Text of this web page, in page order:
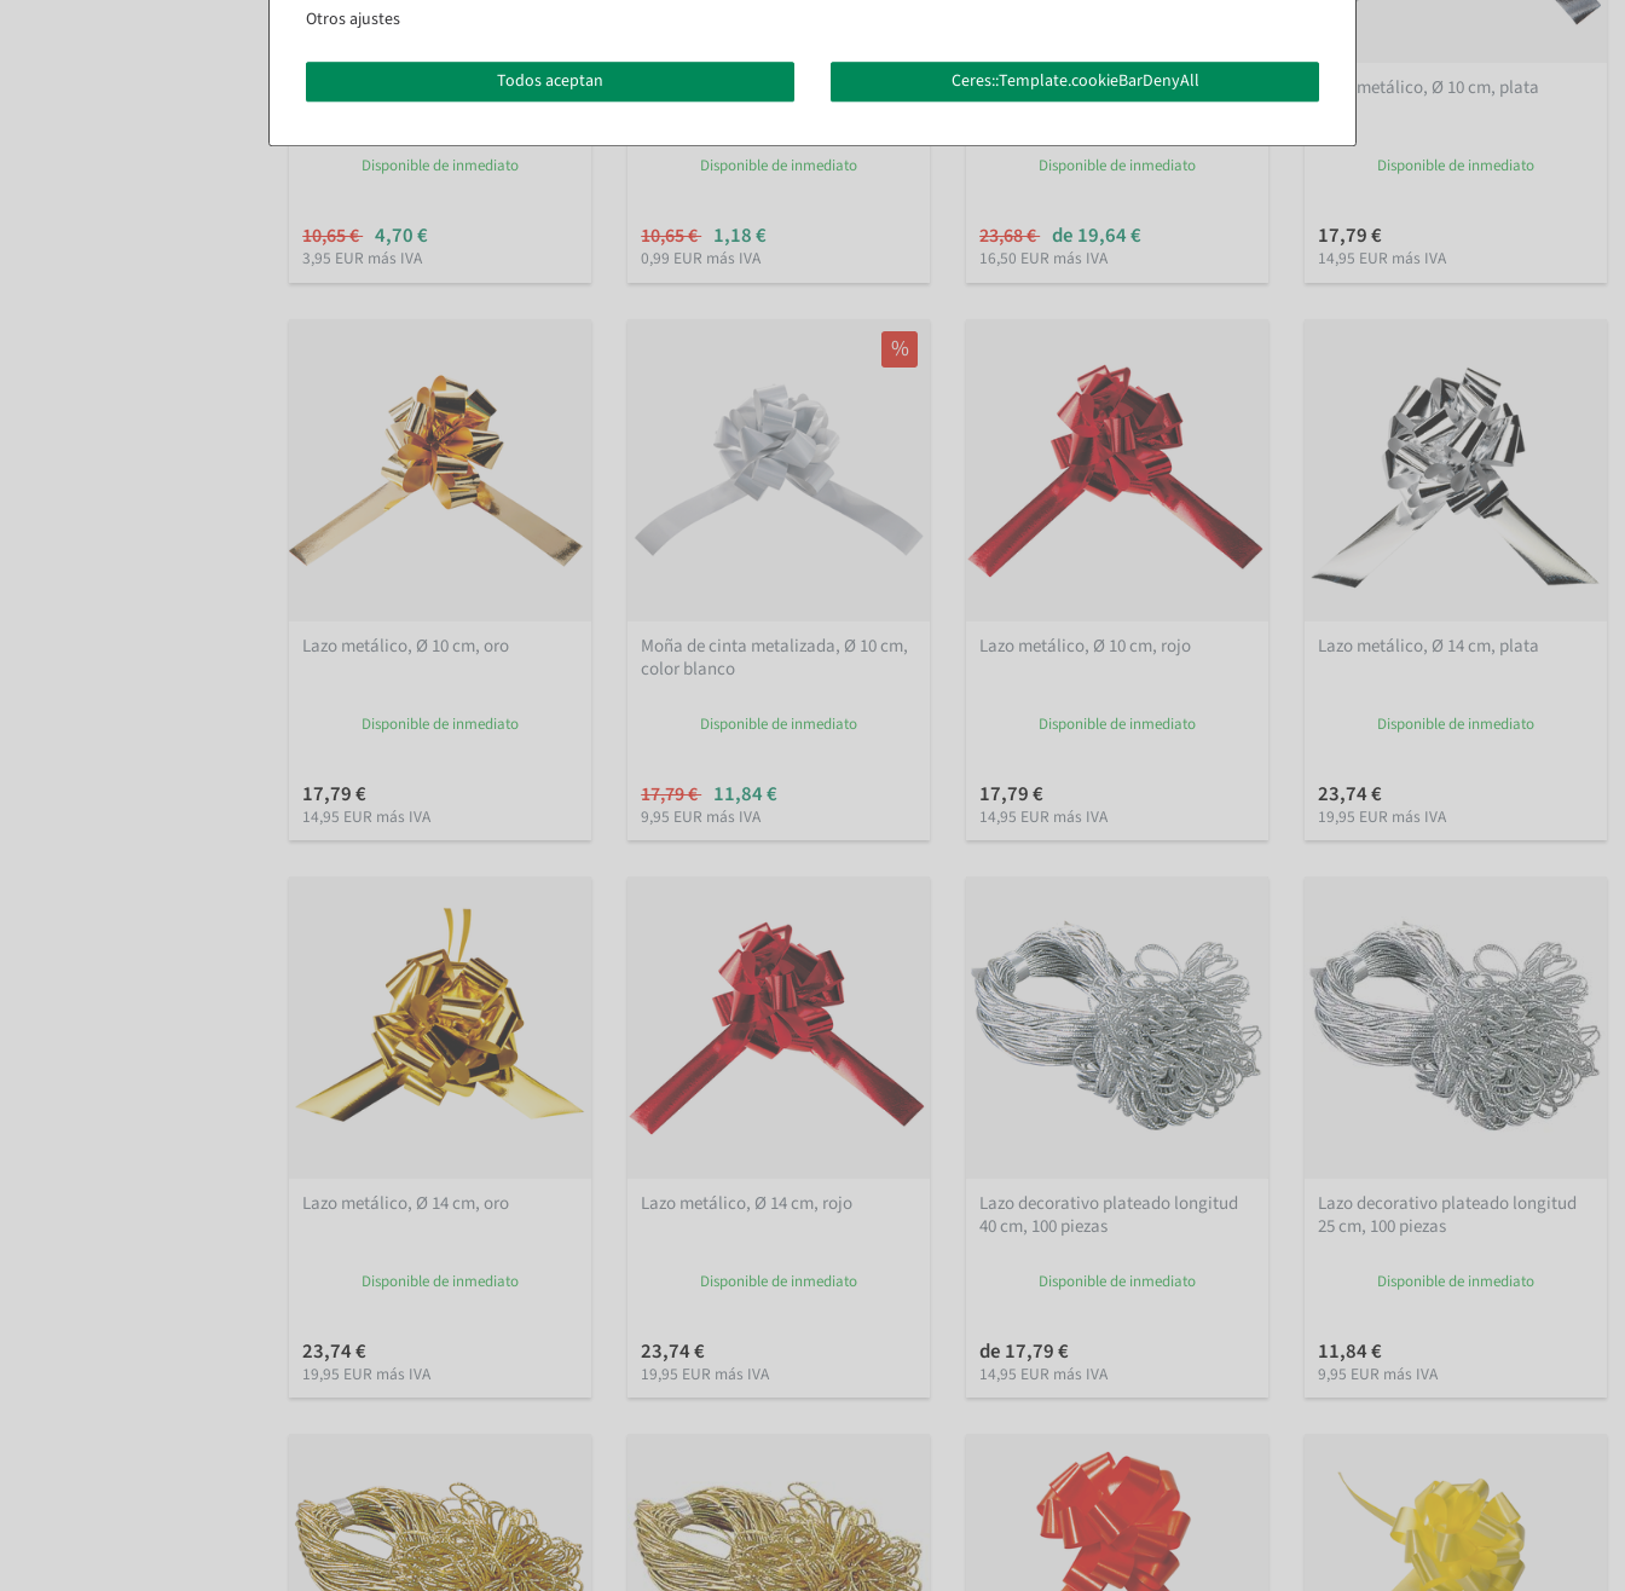
Tiras de lazos plateadas, 10 piezas
Disponible de inmediato
10,65 € 4,70 €
3,95 EUR más IVA
Disponible de inmediato
10,65 € 1,18 €
0,99 EUR más IVA
Lazos decorativos, Ø 8 cm, azul
claro
Disponible de inmediato
23,68 € de 19,64 €
16,50 EUR más IVA
Lazo metálico, Ø 10 cm, plata
Disponible de inmediato
17,79 €
14,95 EUR más IVA
Lazo metálico, Ø 10 cm, oro
Disponible de inmediato
17,79 €
14,95 EUR más IVA
%
Moña de cinta metalizada, Ø 10 cm,
color blanco
Disponible de inmediato
17,79 € 11,84 €
9,95 EUR más IVA
Lazo metálico, Ø 10 cm, rojo
Disponible de inmediato
17,79 €
14,95 EUR más IVA
Lazo metálico, Ø 14 cm, plata
Disponible de inmediato
23,74 €
19,95 EUR más IVA
Lazo metálico, Ø 14 cm, oro
Disponible de inmediato
23,74 €
19,95 EUR más IVA
Lazo metálico, Ø 14 cm, rojo
Disponible de inmediato
23,74 €
19,95 EUR más IVA
Lazo decorativo plateado longitud
40 cm, 100 piezas
Disponible de inmediato
de 17,79 €
14,95 EUR más IVA
Lazo decorativo plateado longitud
25 cm, 100 piezas
Disponible de inmediato
11,84 €
9,95 EUR más IVA
Otros ajustes
Todos aceptan Ceres::Template.cookieBarDenyAll